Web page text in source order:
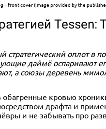
– front cover (image provided by the
Tessen:
стратегический оплот в
даймё оспаривают
а союзы деревень
обагренные кровью
драфта и
и не забывать про